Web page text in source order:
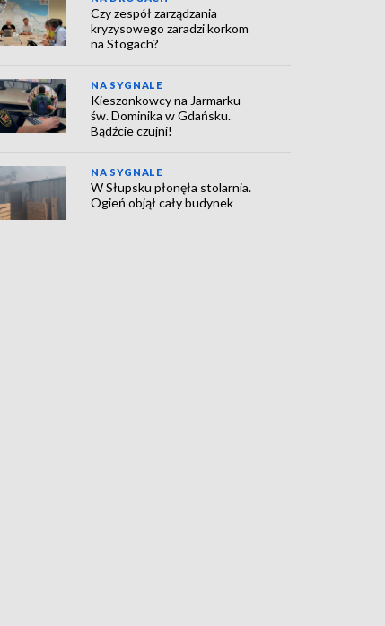
Czy zespół zarządzania
kryzysowego zaradzi korkom
na Stogach?
NA SYGNALE
Kieszonkowcy na Jarmarku
św. Dominika w Gdańsku.
Bądźcie czujni!
NA SYGNALE
W Słupsku płonęła stolarnia.
Ogień objął cały budynek